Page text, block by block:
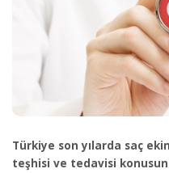
Türkiye son yılarda saç
teşhisi ve tedavisi